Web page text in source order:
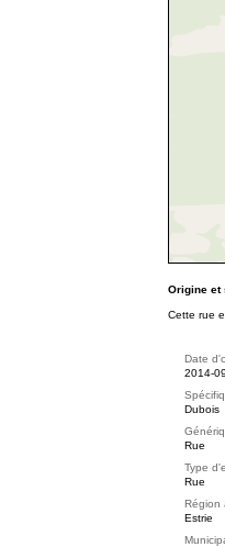
Origine et
Cette rue
Date
2014-
Dubois
Rue
Type
Rue
Région
Estrie